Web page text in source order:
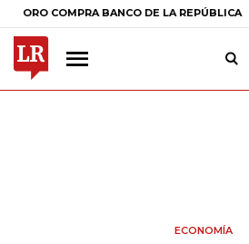
COMPRA BANCO DE LA REPÚBLICA $
ECONOMÍA